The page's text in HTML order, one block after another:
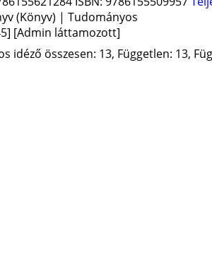
(Könyv) | Tudományos
[Admin láttamozott]
idéző összesen: 13, Független: 13,